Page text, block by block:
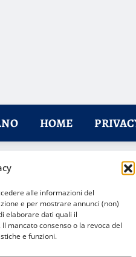
alle informazioni del
e per mostrare annunci (non)
elaborare dati quali il
mancato consenso o la revoca del
e funzioni.
HOME